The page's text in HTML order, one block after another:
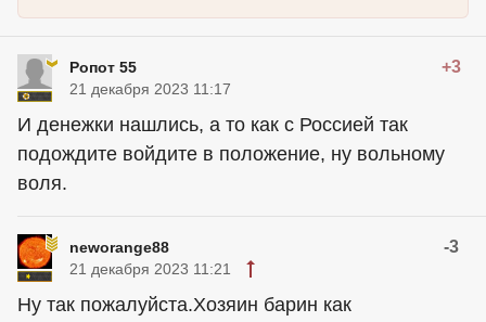
Ропот 55 +3
21 декабря 2023 11:17
И денежки нашлись, а то как с Россией так
подождите войдите в положение, ну вольному
воля.
neworange88 -3
21 декабря 2023 11:21
Ну так пожалуйста.Хозяин барин как